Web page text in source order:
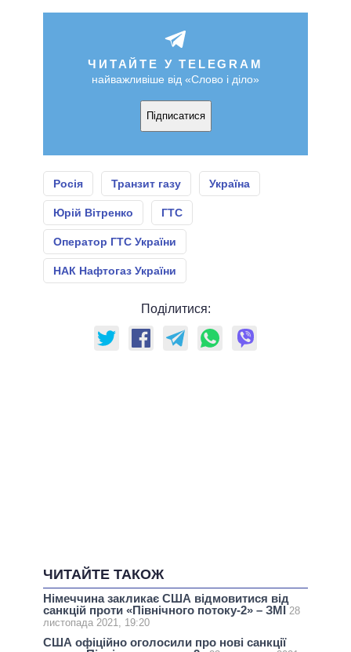
ЧИТАЙТЕ У TELEGRAM
найважливіше від «Слово і діло»
Підписатися
Росія Транзит газу Україна
Юрій Вітренко ГТС
Оператор ГТС України
НАК Нафтогаз України
Поділитися:
ЧИТАЙТЕ ТАКОЖ
Німеччина закликає США відмовитися від
санкцій проти «Північного потоку-2» – ЗМІ 28
листопада 2021, 19:20
США офіційно оголосили про нові санкції